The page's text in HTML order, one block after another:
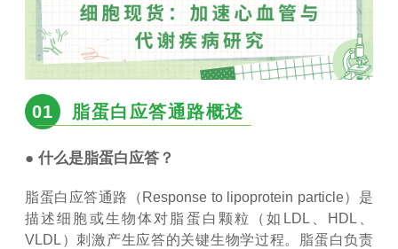
01 脂蛋白应答通路概述
● 什么是脂蛋白应答？
脂蛋白应答通路（Response to lipoprotein particle）是
描述细胞或生物体对脂蛋白颗粒（如LDL、HDL、
VLDL）刺激产生应答的关键生物学过程。脂蛋白负责